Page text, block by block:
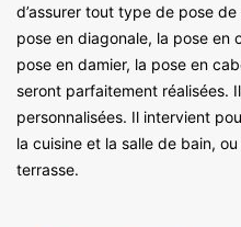
d’assurer tout type de pose
pose en diagonale, la pose en
pose en damier, la pose en
seront parfaitement réalisées.
personnalisées. Il intervient
la cuisine et la salle de bain,
terrasse.